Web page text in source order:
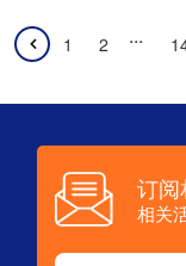
产的服务；同时
新药发现领域全
1 2 ...
订
相关